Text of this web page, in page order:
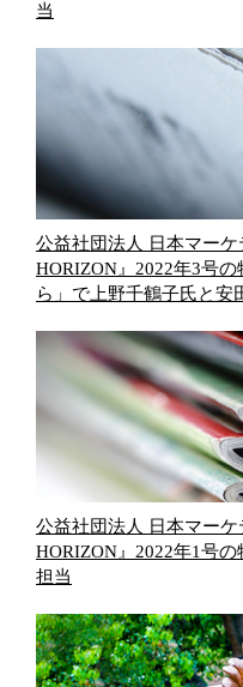
当
公益社団法人 日本マー
HORIZON』2022年3号
ら」で上野千鶴子氏と安
公益社団法人 日本マー
HORIZON』2022年1号
担当